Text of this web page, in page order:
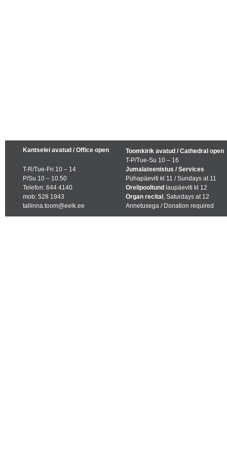
Kantselei avatud / Office open
T-R/Tue-Fri 10 – 14
P/Su 10 – 10.50
Telefon: 644 4140
mob: 528 1943
tallinna.toom@eelk.ee
Toomkirik avatud / Cathedral open
T-P/Tue-Su 10 – 16
Jumalateenistus / Services
Pühapäeviti kl 11 / Sundays at 11
Orelipooltund laupäeviti kl 12
Organ recital , Saturdays at 12
Annetusega / Donation required